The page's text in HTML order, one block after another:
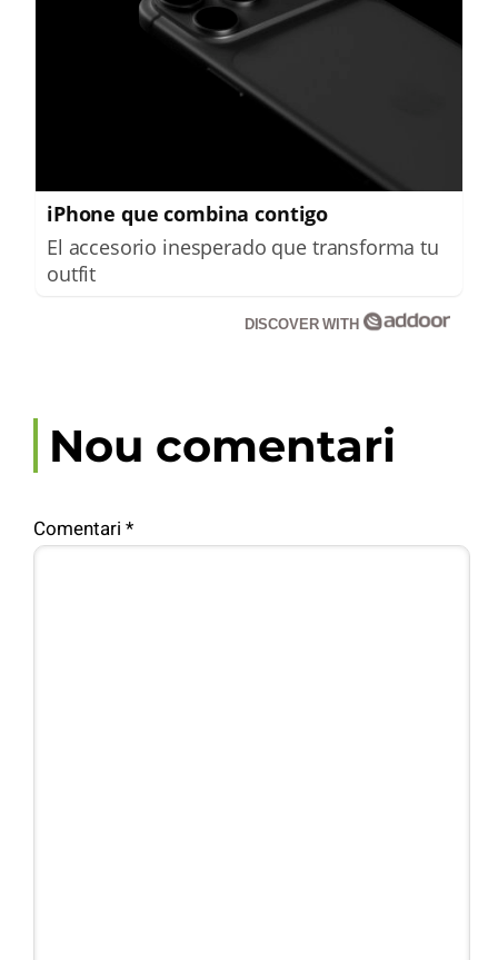
iPhone que combina contigo
El accesorio inesperado que transforma tu
outfit
DISCOVER WITH
Nou comentari
Comentari *